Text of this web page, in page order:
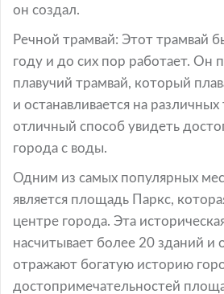
он создал.
Речной трамвай: Этот трамвай
году и до сих пор работает. Он
плавучий трамвай, который
и останавливается на
отличный способ увидеть
города с воды.
Одним из самых популярных
является площадь Паркс,
центре города. Эта
насчитывает более 20 зданий и
отражают богатую историю
достопримечательностей